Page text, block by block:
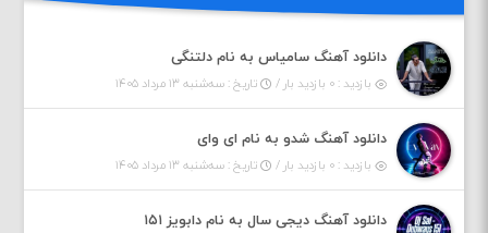
دانلود آهنگ سامیاس به نام دلتنگی
بازدید : ۰ بازدید بار / تاریخ : سه‌شنبه ۱۳ مرداد ۱۴۰۵
دانلود آهنگ شدو به نام ای وای
بازدید : ۰ بازدید بار / تاریخ : سه‌شنبه ۱۳ مرداد ۱۴۰۵
دانلود آهنگ دیجی سال به نام دابویز ۱۵۱